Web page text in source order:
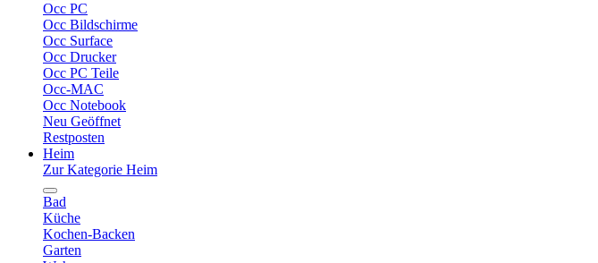
Occ PC
Occ Bildschirme
Occ Surface
Occ Drucker
Occ PC Teile
Occ-MAC
Occ Notebook
Neu Geöffnet
Restposten
Heim
Zur Kategorie Heim
Bad
Küche
Kochen-Backen
Garten